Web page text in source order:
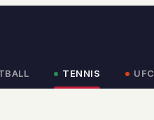
TENNIS UFC